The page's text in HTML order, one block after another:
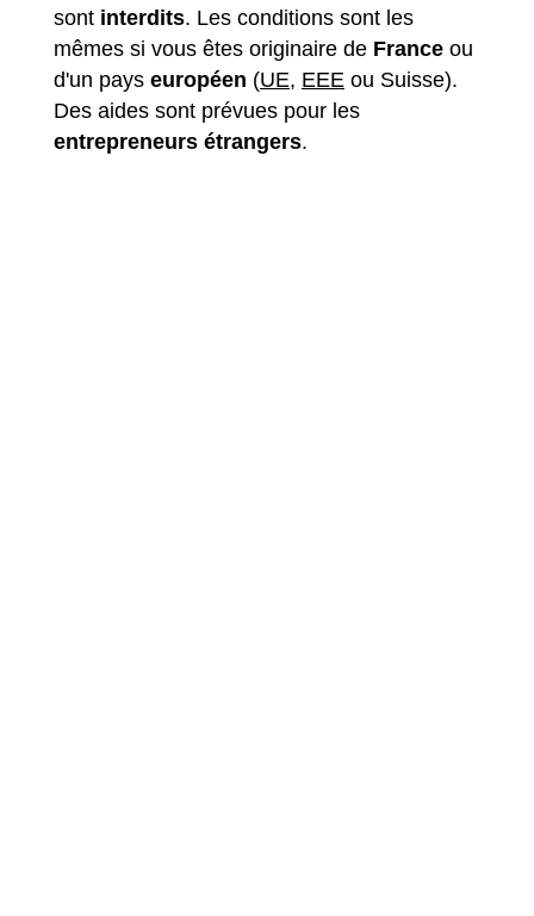
sont interdits. Les conditions sont les
mêmes si vous êtes originaire de France ou
d'un pays européen (UE, EEE ou Suisse).
Des aides sont prévues pour les
entrepreneurs étrangers.